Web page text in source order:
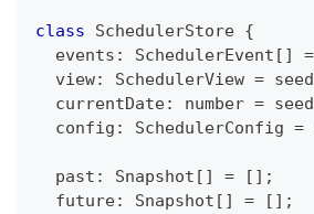
class SchedulerStore {
  events
: SchedulerEvent [ ] =
  view
: SchedulerView =
  currentDate
: number =
  config
: SchedulerConfig =
  past
: Snapshot [ ] = [ ] ;
  future
: Snapshot [ ] = [ ] ;